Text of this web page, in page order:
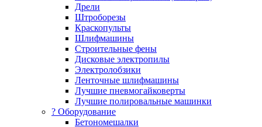
Дрели
Штроборезы
Краскопульты
Шлифмашины
Строительные фены
Дисковые электропилы
Электролобзики
Ленточные шлифмашины
Лучшие пневмогайковерты
Лучшие полировальные машинки
?️ Оборудование
Бетономешалки